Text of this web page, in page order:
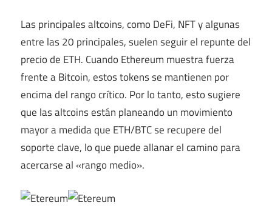
Las principales altcoins, como DeFi, NFT y algunas
entre las 20 principales, suelen seguir el repunte del
precio de ETH. Cuando Ethereum muestra fuerza
frente a Bitcoin, estos tokens se mantienen por
encima del rango crítico. Por lo tanto, esto sugiere
que las altcoins están planeando un movimiento
mayor a medida que ETH/BTC se recupere del
soporte clave, lo que puede allanar el camino para
acercarse al «rango medio».